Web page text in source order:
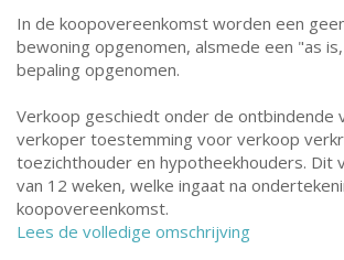
In de koopovereenkomst worden een
bewoning opgenomen, alsmede een "as
bepaling opgenomen.
Verkoop geschiedt onder de ontbindende
verkoper toestemming voor verkoop
toezichthouder en hypotheekhouders. Dit
van 12 weken, welke ingaat na
koopovereenkomst.
Lees de volledige omschrijving